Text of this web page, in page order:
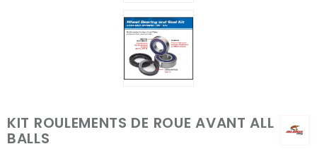
KIT ROULEMENTS DE ROUE AVANT ALL
BALLS